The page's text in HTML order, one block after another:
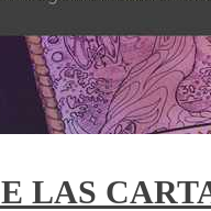
LAS